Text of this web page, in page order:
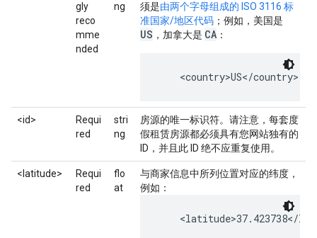
gly
reco
mme
nded
ng
须是由两个字母组成的 ISO 3116 标
准国家/地区代码 ；例如，美国是
US ，加拿大是 CA ：
    <country>US</country>
<id>
Requi
red
stri
ng
房源的唯一标识符。请注意，每套度
假租赁房源都必须具有您网站独有的
ID，并且此 ID 绝不应重复使用。
<latitude>
Requi
red
flo
at
与商家信息中所列位置对应的纬度，
例如：
<latitude>37.423738</